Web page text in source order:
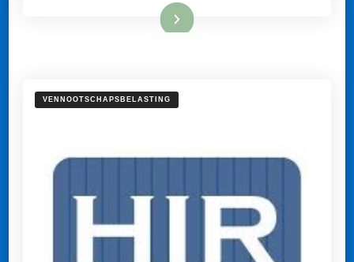
Lees meer
VENNOOTSCHAPSBELASTING